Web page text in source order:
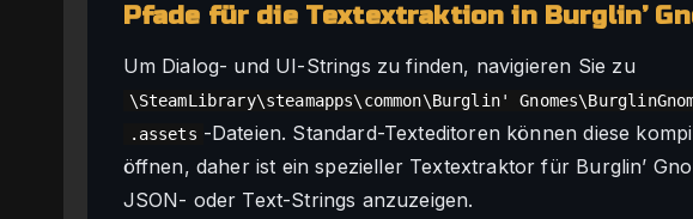
Pfade für die Textextraktion in Burglin’
Um Dialog- und UI-Strings zu finden, navigieren Sie zu
\SteamLibrary\steamapps\common\Burglin'
.assets -Dateien. Standard-Texteditoren können diese
öffnen, daher ist ein spezieller Textextraktor für Burglin’
JSON- oder Text-Strings anzuzeigen.